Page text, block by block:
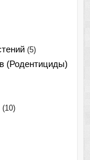
(5)
(Родентициды)
(10)